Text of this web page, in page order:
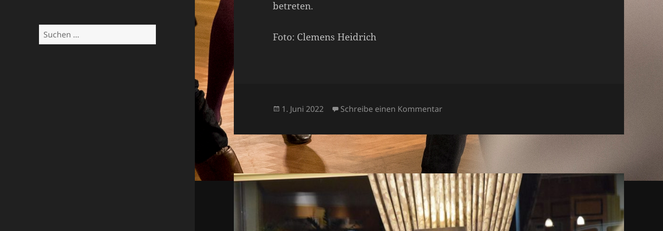
Suchen
nach:
betreten.
Foto: Clemens Heidrich
Veröffentlicht
1. Juni 2022 Schreibe einen Kommentarzu Aus „Impro im Foyer“ wird „Impro im LiNo“!